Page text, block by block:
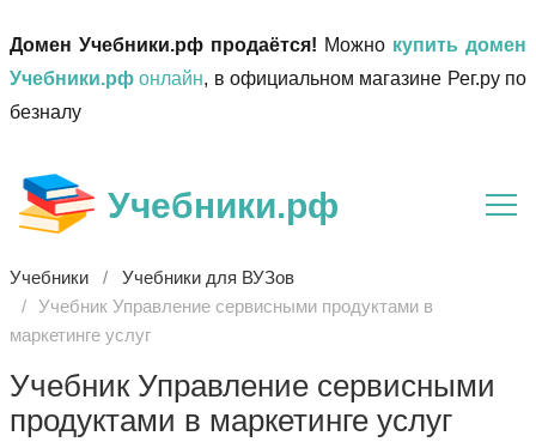
Домен Учебники.рф продаётся! Можно купить домен
Учебники.рф онлайн, в официальном магазине Рег.ру по
безналу
Учебники.рф
Учебники
Учебники для ВУЗов
Учебник Управление сервисными продуктами в
маркетинге услуг
Учебник Управление сервисными
продуктами в маркетинге услуг